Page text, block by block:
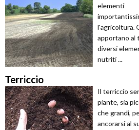
elementi
l'agricoltura.
apportano al
diversi
nutriti ...
Terriccio
Il terriccio
piante, sia
che grandi,
ancorarsi al